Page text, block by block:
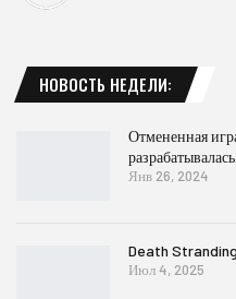
НОВОСТЬ НЕДЕЛИ:
Отмененная
Янв 26, 2024
Death
Июл 4, 2025